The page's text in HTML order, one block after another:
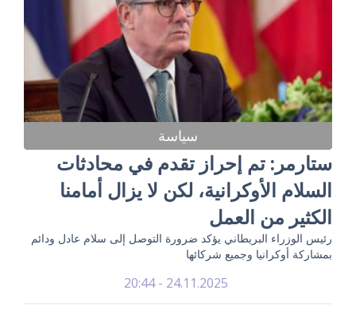
سياسة
ستارمر: تم إحراز تقدم في محادثات
السلام الأوكرانية، لكن لا يزال أمامنا
الكثير من العمل
رئيس الوزراء البريطاني يؤكد ضرورة التوصل إلى سلام عادل ودائم
بمشاركة أوكرانيا وجميع شركائها
24.11.2025 - 20:44